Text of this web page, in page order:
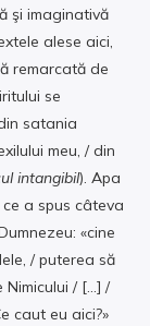
şi imaginativă
alese aici,
remarcată de
se
satania
meu, / din
intangibil). Apa
a spus câteva
«cine
/ puterea să
Nimicului / […] /
caut eu aici?»